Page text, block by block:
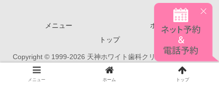
メニュー
ホーム
トップ
Copyright © 1999-2026 天神ホワイト歯科クリニック All Rights
Reserved.
メニュー ホーム トップ